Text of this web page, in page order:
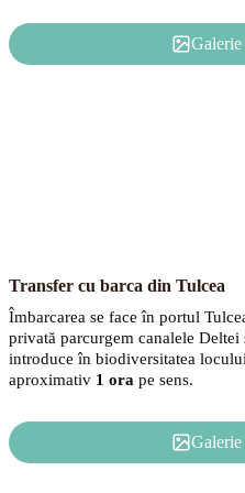
Transfer cu barca din Tulcea
Îmbarcarea se face în portul
privată parcurgem canalele Deltei
introduce în biodiversitatea
aproximativ 1 ora pe sens.